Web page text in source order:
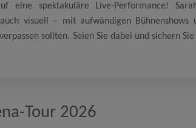
eine spektakuläre Live-Performance!
visuell – mit aufwändigen Bühnenshows
sollten. Seien Sie dabei und sichern
Tour 2026